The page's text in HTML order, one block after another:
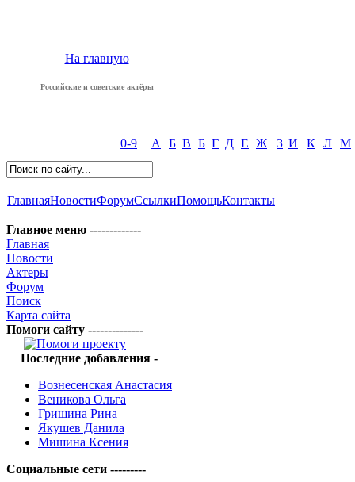
На главную
Российские и советские актёры
0-9 А Б В Б Г Д Е Ж З И К Л М
ГлавнаяНовостиФорумСсылкиПомощьКонтакты
Главное меню -------------
Главная
Новости
Актеры
Форум
Поиск
Карта сайта
Помоги сайту --------------
Последние добавления -
Вознесенская Анастасия
Веникова Ольга
Гришина Рина
Якушев Данила
Мишина Ксения
Социальные сети ---------